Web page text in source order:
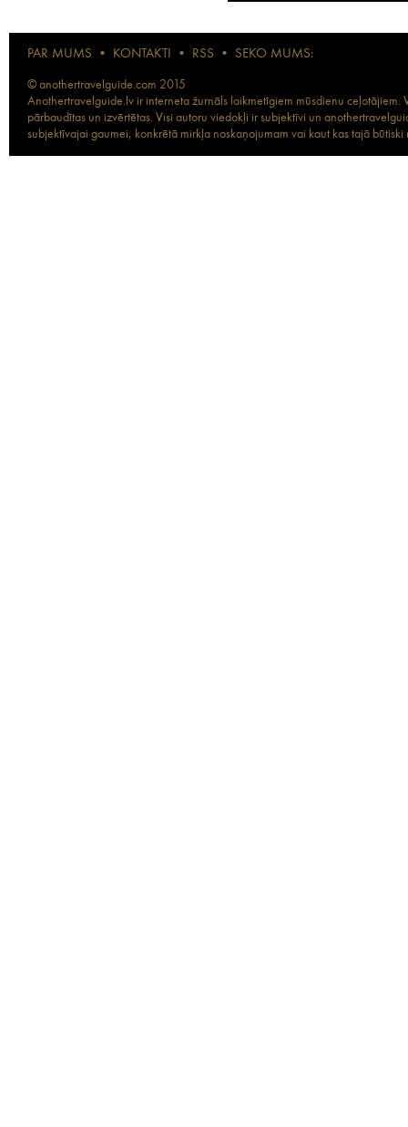
PAR MUMS • KONTAKTI • RSS • SEKO MUMS:
© anothertravelguide.com 2015
Anothertravelguide.lv ir interneta žurnāls laikmetīgiem mūsdienu
pārbaudītas un izvērtētas. Visi autoru viedokļi ir subjektīvi un
subjektīvajai gaumei, konkrētā mirkļa noskaņojumam vai kaut kas tajā